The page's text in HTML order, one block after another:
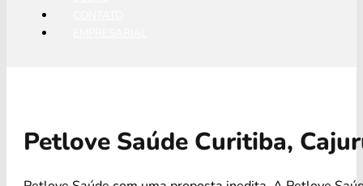
Petlove Saúde Curitiba,